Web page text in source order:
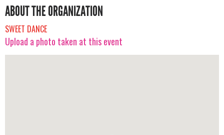
ABOUT THE ORGANIZATION
SWEET DANCE
Upload a photo taken at this event